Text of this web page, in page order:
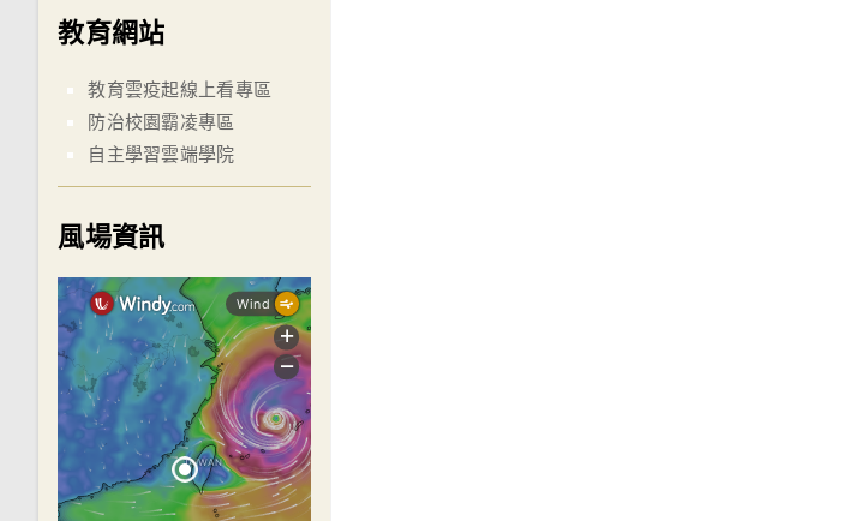
教育網站
教育雲疫起線上看專區
防治校園霸凌專區
自主學習雲端學院
風場資訊